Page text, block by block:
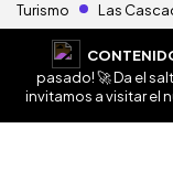
Turismo Las
pasado! 🚀 Da el
invitamos a visitar el